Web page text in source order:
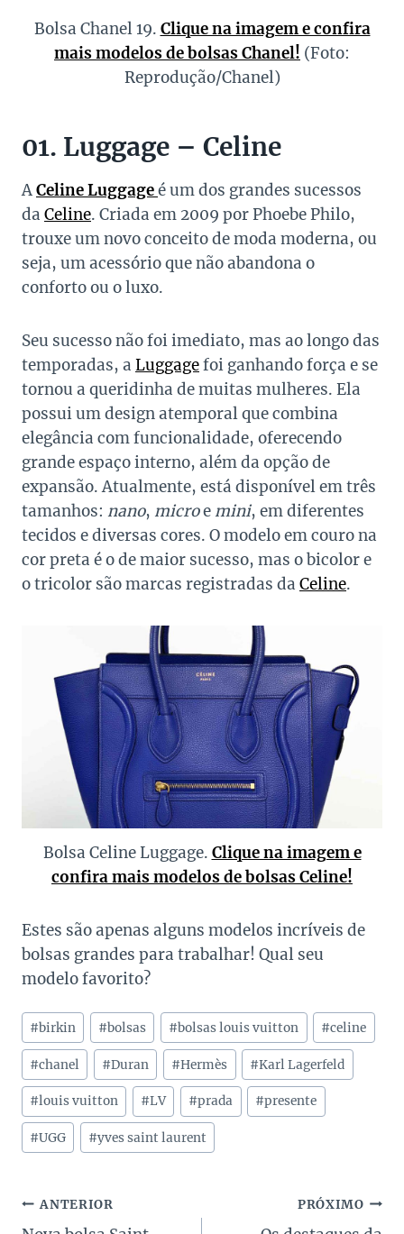
Bolsa Chanel 19. Clique na imagem e confira
mais modelos de bolsas Chanel! (Foto:
Reprodução/Chanel)
01. Luggage – Celine
ACeline Luggageé um dos grandes sucessos
da Celine. Criada em 2009 por Phoebe Philo,
trouxe um novo conceito de moda moderna, ou
seja, um acessório que não abandona o
conforto ou o luxo.
Seu sucesso não foi imediato, mas ao longo das
temporadas, a Luggagefoi ganhando força e se
tornou a queridinha de muitas mulheres. Ela
possui um design atemporal que combina
elegância com funcionalidade, oferecendo
grande espaço interno, além da opção de
expansão. Atualmente, está disponível em três
tamanhos: nano, microemini, em diferentes
tecidos e diversas cores. O modelo em couro na
cor preta é o de maior sucesso, mas o bicolor e
o tricolor são marcas registradas da Celine.
Bolsa Celine Luggage. Clique na imagem e
confira mais modelos de bolsas Celine!
Estes são apenas alguns modelos incríveis de
bolsas grandes para trabalhar! Qual seu
modelo favorito?
Tags
do
Post:
#birkin #bolsas #bolsas louis vuitton #celine
#chanel #Duran #Hermès #Karl Lagerfeld
#louis vuitton #LV #prada #presente
#UGG #yves saint laurent
Navegação
ANTERIOR PRÓXIMO